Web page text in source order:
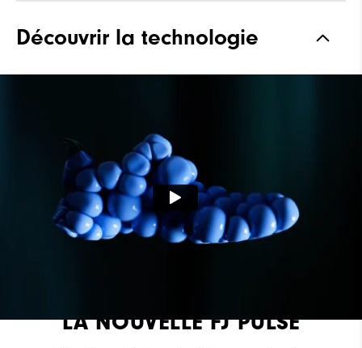
imperméable
Système de laçage
Adhérence
Découvrir la technologie
LA NOUVELLE FJ PULSE